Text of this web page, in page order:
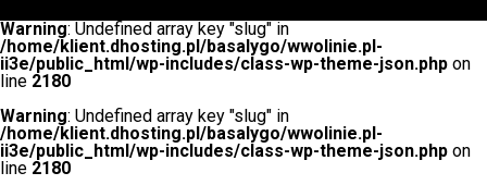
Warning: Undefined array key "slug" in
/home/klient.dhosting.pl/basalygo/wwolinie.pl-
ii3e/public_html/wp-includes/class-wp-theme-json.php on
line 2180
Warning: Undefined array key "slug" in
/home/klient.dhosting.pl/basalygo/wwolinie.pl-
ii3e/public_html/wp-includes/class-wp-theme-json.php on
line 2180